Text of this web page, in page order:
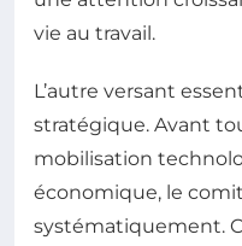
vie au travail.
L’autre versant
stratégique. Avant
mobilisation
économique, le
systématiquement.